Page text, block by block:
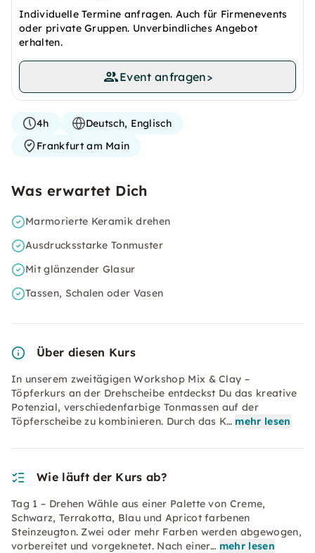
Individuelle Termine anfragen. Auch für Firmenevents
oder private Gruppen. Unverbindliches Angebot
erhalten.
Event anfragen>
4h
Deutsch, Englisch
Frankfurt am Main
Was erwartet Dich
Marmorierte Keramik drehen
Ausdrucksstarke Tonmuster
Mit glänzender Glasur
Tassen, Schalen oder Vasen
Über diesen Kurs
In unserem zweitägigen Workshop Mix & Clay –
Töpferkurs an der Drehscheibe entdeckst Du das kreative
Potenzial, verschiedenfarbige Tonmassen auf der
Töpferscheibe zu kombinieren. Durch das K… mehr lesen
Wie läuft der Kurs ab?
Tag 1 – Drehen Wähle aus einer Palette von Creme,
Schwarz, Terrakotta, Blau und Apricot farbenen
Steinzeugton. Zwei oder mehr Farben werden abgewogen,
vorbereitet und vorgeknetet. Nach einer… mehr lesen